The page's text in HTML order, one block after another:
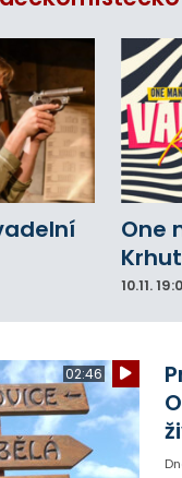
One
Krhut
10.11.
02:46